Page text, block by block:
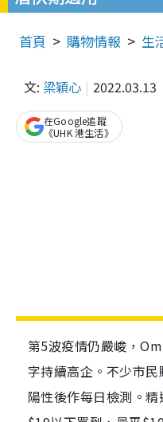
首頁 購物情報 生
文: 梁穎心 2022.03.13
在Google追蹤
《UHK 港生活》
第5波疫情仍嚴峻，
字持續高企。不少市
陽性後作每日檢測。